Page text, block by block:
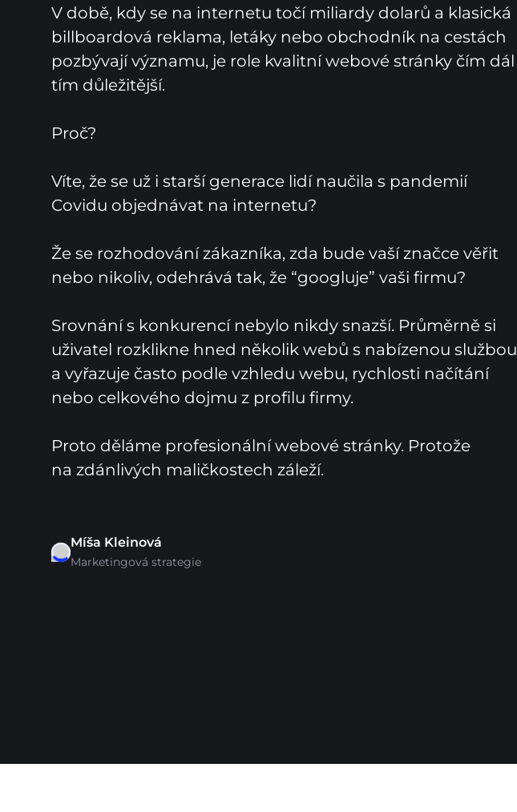
V době, kdy se na internetu točí miliardy dolarů a klasická
billboardová reklama, letáky nebo obchodník na cestách
pozbývají významu, je role kvalitní webové stránky čím dál
tím důležitější.
Proč?
Víte, že se už i starší generace lidí naučila s pandemií
Covidu objednávat na internetu?
Že se rozhodování zákazníka, zda bude vaší značce věřit
nebo nikoliv, odehrává tak, že “googluje” vaši firmu?
Srovnání s konkurencí nebylo nikdy snazší. Průměrně si
uživatel rozklikne hned několik webů s nabízenou službou
a vyřazuje často podle vzhledu webu, rychlosti načítání
nebo celkového dojmu z profilu firmy.
Proto děláme profesionální webové stránky. Protože
na zdánlivých maličkostech záleží.
Míša Kleinová
Marketingová strategie